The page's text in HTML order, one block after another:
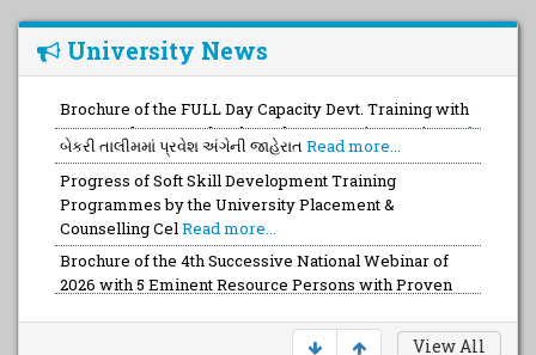
University News
બેકરી તાલીમમાં પ્રવેશ અંગેની જાહેરાતRead more...
Progress of Soft Skill Development Training
Programmes by the University Placement &
Counselling CelRead more...
Brochure of the 4th Successive National Webinar of
2026 with 5 Eminent Resource Persons with Proven
Read more...
View All